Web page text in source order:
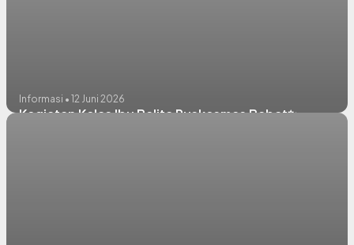
Informasi • 12 Juni 2026
Kegiatan Kelas Ibu Balita Puskesmas Babat✨️